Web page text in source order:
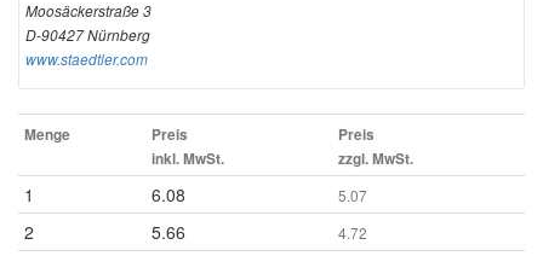
Moosäckerstraße 3
D-90427 Nürnberg
www.staedtler.com
Menge
Preis
inkl. MwSt.
Preis
zzgl. MwSt.
1 6.08 5.07
2 5.66 4.72